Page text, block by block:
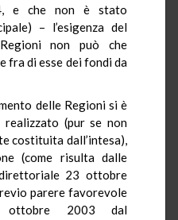
e che non è stato
– l’esigenza del
non può che
fra di esse dei fondi da
delle Regioni si è
(pur se non
costituita dall’intesa),
(come risulta dalle
23 ottobre
parere favorevole
2003 dal